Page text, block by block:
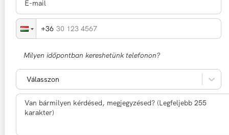
30 123 4567
Milyen időpontban kereshetünk telefonon?
Válasszon